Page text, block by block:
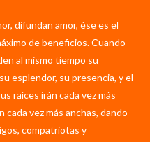
difundan amor, ése es el
de beneficios. Cuando
al mismo tiempo su
esplendor, su presencia, y el
raíces irán cada vez más
vez más anchas, dando
compatriotas y